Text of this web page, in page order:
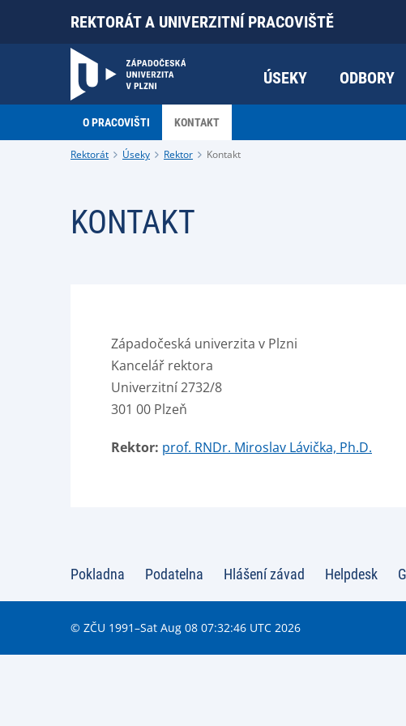
REKTORÁT A UNIVERZITNÍ PRACOVIŠTĚ
ÚSEKY ODBORY
O PRACOVIŠTI KONTAKT
Rektorát Úseky Rektor Kontakt
KONTAKT
Západočeská univerzita v Plzni
Kancelář rektora
Univerzitní 2732/8
301 00 Plzeň
Rektor: prof. RNDr. Miroslav Lávička, Ph.D.
Pokladna Podatelna Hlášení závad Helpdesk
© ZČU 1991–Sat Aug 08 07:32:46 UTC 2026